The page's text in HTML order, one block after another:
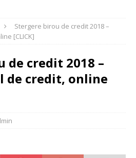
Stergere birou de credit 2018 –
[CLICK]
de credit 2018 –
de credit, online